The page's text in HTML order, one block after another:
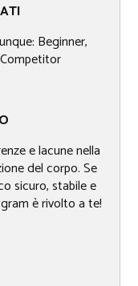
Beginner,
e lacune nella
del corpo. Se
sicuro, stabile e
è rivolto a te!